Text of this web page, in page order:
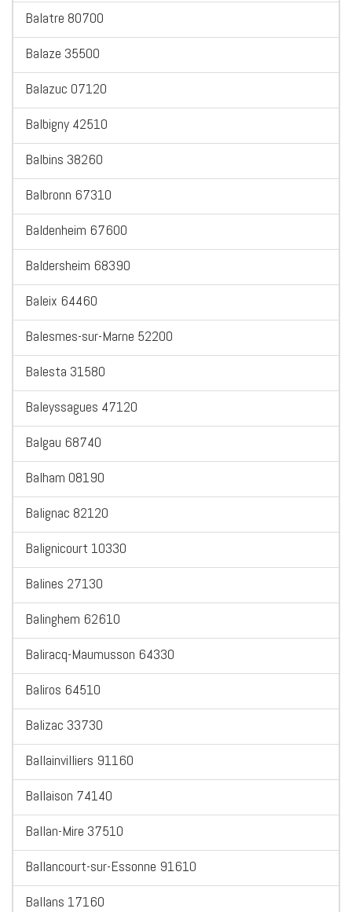
Balatre 80700
Balaze 35500
Balazuc 07120
Balbigny 42510
Balbins 38260
Balbronn 67310
Baldenheim 67600
Baldersheim 68390
Baleix 64460
Balesmes-sur-Marne 52200
Balesta 31580
Baleyssagues 47120
Balgau 68740
Balham 08190
Balignac 82120
Balignicourt 10330
Balines 27130
Balinghem 62610
Baliracq-Maumusson 64330
Baliros 64510
Balizac 33730
Ballainvilliers 91160
Ballaison 74140
Ballan-Mire 37510
Ballancourt-sur-Essonne 91610
Ballans 17160